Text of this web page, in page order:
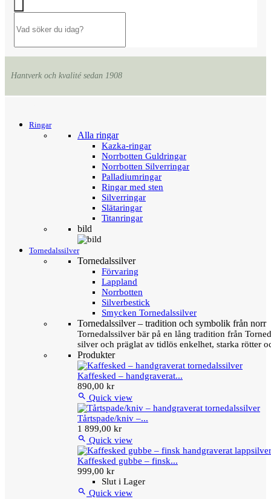
Hantverk och kvalité sedan 1908
Ringar
Alla ringar
Kazka-ringar
Norrbotten Guldringar
Norrbotten Silverringar
Palladiumringar
Ringar med sten
Silverringar
Slätaringar
Titanringar
bild
Tornedalssilver
Tornedalssilver
Förvaring
Lappland
Norrbotten
Silverbestick
Smycken Tornedalssilver
Tornedalssilver – tradition och symbolik från norr
Tornedalssilver bär på en lång tradition från
silver och präglat av tidlös enkelhet, starka rötter
Produkter
Kaffesked – handgraverat...
890,00 kr
 Quick view
Tårtspade/kniv –...
1 899,00 kr
 Quick view
Kaffesked gubbe – finsk...
999,00 kr
Slut i Lager
 Quick view